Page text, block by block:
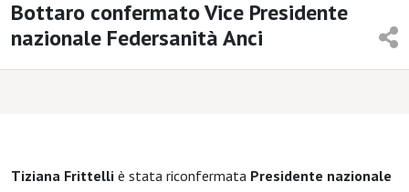
Bottaro confermato Vice Presidente
nazionale Federsanità Anci
Tiziana Frittelli è stata riconfermata Presidente nazionale